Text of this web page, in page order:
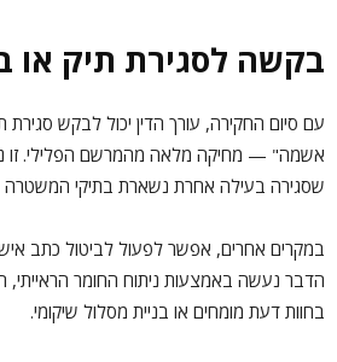
בקשה לסגירת תיק או
עם סיום החקירה, עורך הדין יכול לבקש
אשמה" — מחיקה מלאה מהמרשם הפלילי. זו
שסגירה בעילה אחרת נשארת בתיקי המשטרה
במקרים אחרים, אפשר לפעול לביטול כתב
הדבר נעשה באמצעות ניתוח החומר
בחוות דעת מומחים או בניית מסלול שיקומי.